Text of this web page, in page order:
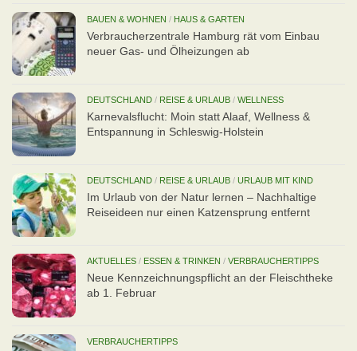
BAUEN & WOHNEN / HAUS & GARTEN
Verbraucherzentrale Hamburg rät vom Einbau
neuer Gas- und Ölheizungen ab
DEUTSCHLAND / REISE & URLAUB / WELLNESS
Karnevalsflucht: Moin statt Alaaf, Wellness &
Entspannung in Schleswig-Holstein
DEUTSCHLAND / REISE & URLAUB / URLAUB MIT KIND
Im Urlaub von der Natur lernen – Nachhaltige
Reiseideen nur einen Katzensprung entfernt
AKTUELLES / ESSEN & TRINKEN / VERBRAUCHERTIPPS
Neue Kennzeichnungspflicht an der Fleischtheke
ab 1. Februar
VERBRAUCHERTIPPS